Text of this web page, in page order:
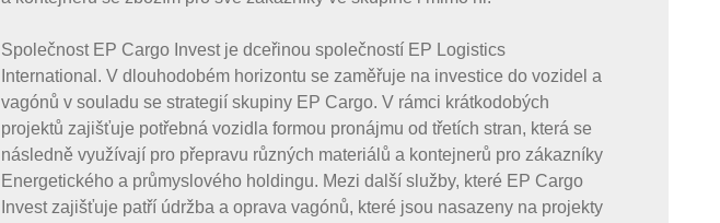
Společnost EP Cargo Invest je dceřinou společností EP Logistics
International. V dlouhodobém horizontu se zaměřuje na investice do vozidel a
vagónů v souladu se strategií skupiny EP Cargo. V rámci krátkodobých
projektů zajišťuje potřebná vozidla formou pronájmu od třetích stran, která se
následně využívají pro přepravu různých materiálů a kontejnerů pro zákazníky
Energetického a průmyslového holdingu. Mezi další služby, které EP Cargo
Invest zajišťuje patří údržba a oprava vagónů, které jsou nasazeny na projekty